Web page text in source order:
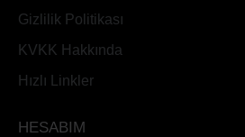
Gizlilik Politikası
KVKK Hakkında
Hızlı Linkler
HESABIM